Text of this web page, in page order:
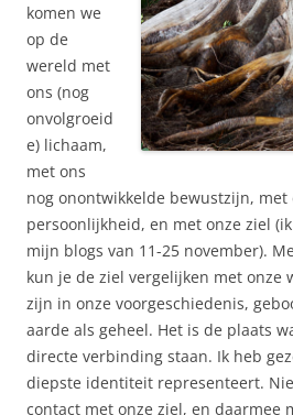
komen we
op de
wereld met
ons (nog
onvolgroeid
e) lichaam,
met ons
nog onontwikkelde bewustzijn,
persoonlijkheid, en met onze ziel
mijn blogs van 11-25 november).
kun je de ziel vergelijken met onze
zijn in onze voorgeschiedenis,
aarde als geheel. Het is de plaats
directe verbinding staan. Ik heb
diepste identiteit representeert.
contact met onze ziel, en daarmee